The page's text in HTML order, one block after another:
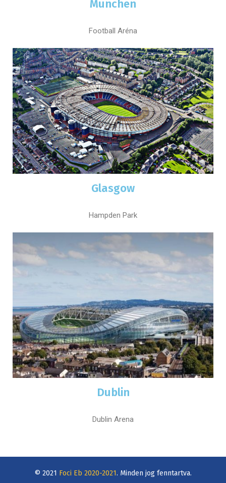
München
Football Aréna
Glasgow
Hampden Park
Dublin
Dublin Arena
© 2021 Foci Eb 2020-2021. Minden jog fenntartva.